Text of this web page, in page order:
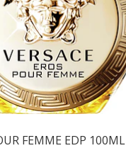
FEMME EDP 100ML